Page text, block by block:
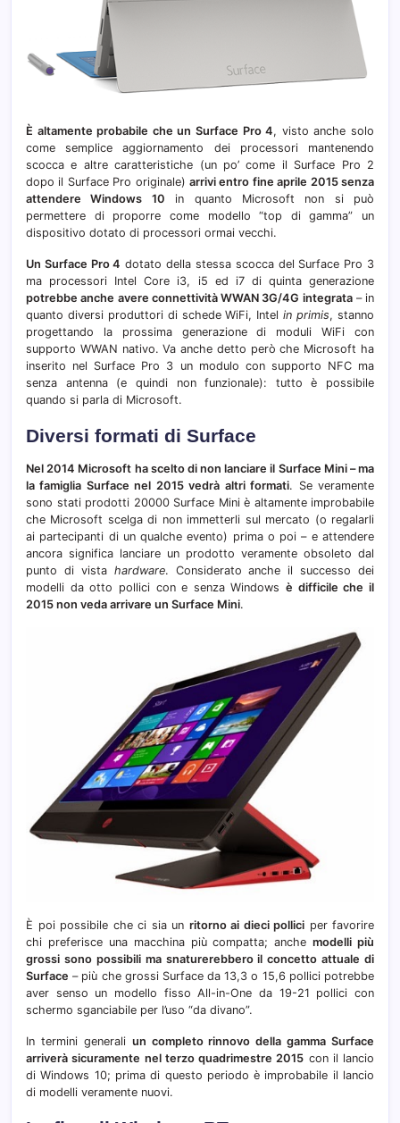
È altamente probabile che un Surface Pro 4, visto anche solo
come semplice aggiornamento dei processori mantenendo
scocca e altre caratteristiche (un po’ come il Surface Pro 2
dopo il Surface Pro originale) arrivi entro fine aprile 2015 senza
attendere Windows 10 in quanto Microsoft non si può
permettere di proporre come modello “top di gamma” un
dispositivo dotato di processori ormai vecchi.
Un Surface Pro 4 dotato della stessa scocca del Surface Pro 3
ma processori Intel Core i3, i5 ed i7 di quinta generazione
potrebbe anche avere connettività WWAN 3G/4G integrata– in
quanto diversi produttori di schede WiFi, Intelin primis, stanno
progettando la prossima generazione di moduli WiFi con
supporto WWAN nativo. Va anche detto però che Microsoft ha
inserito nel Surface Pro 3 un modulo con supporto NFC ma
senza antenna (e quindi non funzionale): tutto è possibile
quando si parla di Microsoft.
Diversi formati di Surface
Nel 2014 Microsoft ha scelto di non lanciare il Surface Mini – ma
la famiglia Surface nel 2015 vedrà altri formati. Se veramente
sono stati prodotti 20000 Surface Mini è altamente improbabile
che Microsoft scelga di non immetterli sul mercato (o regalarli
ai partecipanti di un qualche evento) prima o poi – e attendere
ancora significa lanciare un prodotto veramente obsoleto dal
punto di vista hardware. Considerato anche il successo dei
modelli da otto pollici con e senza Windowsè difficile che il
2015 non veda arrivare un Surface Mini.
È poi possibile che ci sia un ritorno ai dieci pollici per favorire
chi preferisce una macchina più compatta; anchemodelli più
grossi sono possibili ma snaturerebbero il concetto attuale di
Surface – più che grossi Surface da 13,3 o 15,6 pollici potrebbe
aver senso un modello fisso All-in-One da 19-21 pollici con
schermo sganciabile per l’uso “da divano”.
In termini generali un completo rinnovo della gamma Surface
arriverà sicuramente nel terzo quadrimestre 2015 con il lancio
di Windows 10; prima di questo periodo è improbabile il lancio
di modelli veramente nuovi.